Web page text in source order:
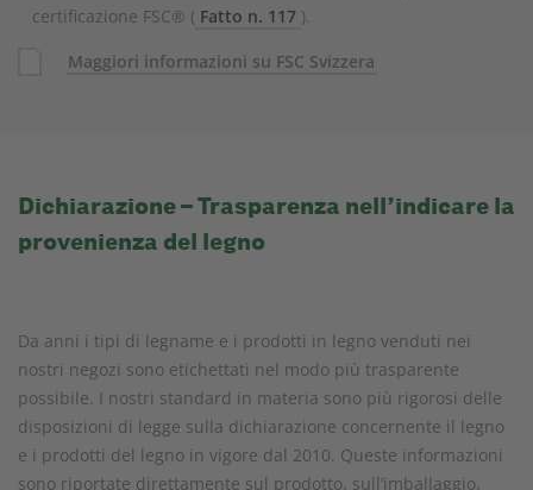
certificazione FSC® ( Fatto n. 117 ).
Maggiori informazioni su FSC Svizzera
Dichiarazione – Trasparenza nell’indicare la
provenienza del legno
Da anni i tipi di legname e i prodotti in legno venduti nei
nostri negozi sono etichettati nel modo più trasparente
possibile. I nostri standard in materia sono più rigorosi delle
disposizioni di legge sulla dichiarazione concernente il legno
e i prodotti del legno in vigore dal 2010. Queste informazioni
sono riportate direttamente sul prodotto, sull’imballaggio,